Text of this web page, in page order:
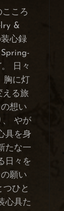
ころ
&
心録
日々
に灯
える旅
想い
、 やが
具を身
たな一
日々を
願い
つひと
心具た